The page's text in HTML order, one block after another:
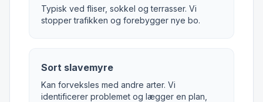
Typisk ved fliser, sokkel og terrasser. Vi
stopper trafikken og forebygger nye bo.
Sort slavemyre
Kan forveksles med andre arter. Vi
identificerer problemet og lægger en plan,